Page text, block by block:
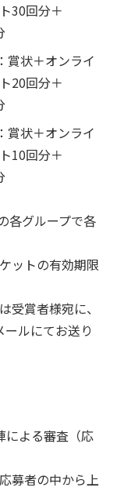
30回分＋
賞状＋オンライ
20回分＋
賞状＋オンライ
10回分＋
各グループで各
ットの有効期限
受賞者様宛に、
ールにてお送り
による審査（応
募者の中から上